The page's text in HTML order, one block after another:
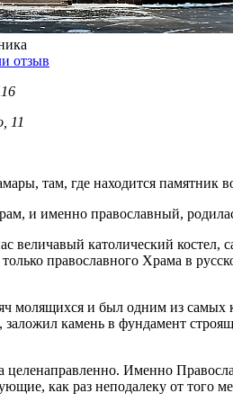
отзыв
11
там, где находится
и именно православный,
величавый католический
православного Храма в
молящихся и был одним из самых
камень в фундамент
Именно
как раз неподалеку от того